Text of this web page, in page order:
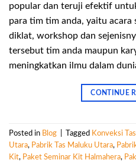
popular dan teruji efektif
para tim tim anda, yaitu acara
diklat, workshop dan
tersebut tim anda maupun
meningkatkan ilmu dalam
CONTINUE
Posted in Blog Tagged Konveksi
Utara, Pabrik Tas Maluku Utara,
Kit, Paket Seminar Kit Halmahera,